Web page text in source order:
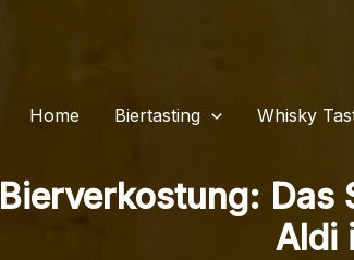
Home
Biertasting Whisky
Bierverkostung: Das
Aldi